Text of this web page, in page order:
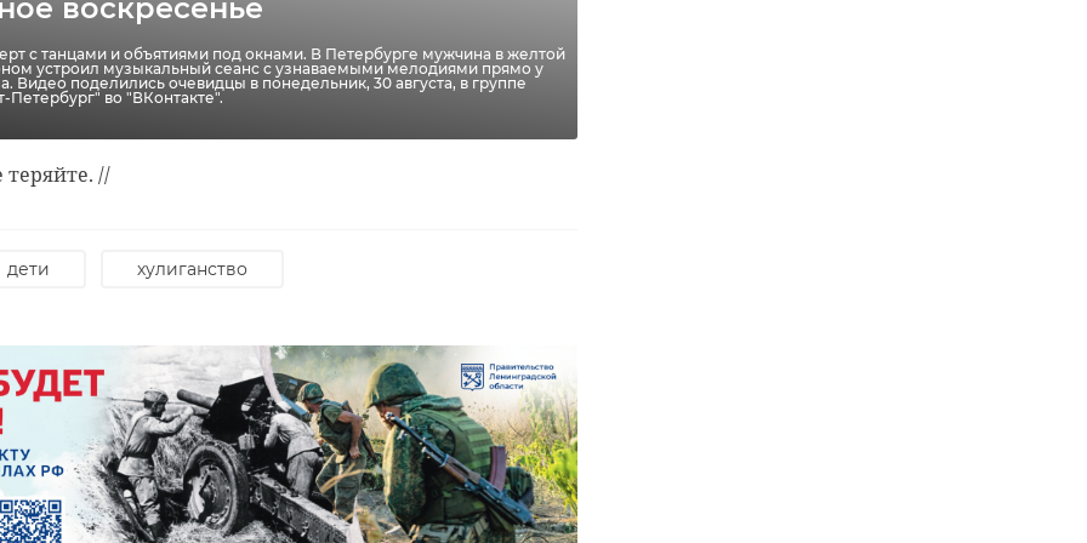
воскресенье
с танцами и объятиями под окнами. В Петербурге мужчина в желтой
устроил музыкальный сеанс с узнаваемыми мелодиями прямо у
Видео поделились очевидцы в понедельник, 30 августа, в группе
Петербург" во "ВКонтакте".
теряйте. //
дети хулиганство
кислоту. У малышки диагностировали химический ожог ротоглотки
тракта.
теряйте. //